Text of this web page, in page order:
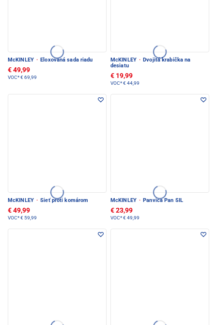
McKINLEY · Eloxovaná sada riadu
€ 49,99
VOC*€ 69,99
McKINLEY · Dvojitá krabička na
desiatu
€ 19,99
VOC*€ 44,99
McKINLEY · Sieť proti komárom
€ 49,99
VOC*€ 59,99
McKINLEY · Panvica Pan SIL
€ 23,99
VOC*€ 49,99